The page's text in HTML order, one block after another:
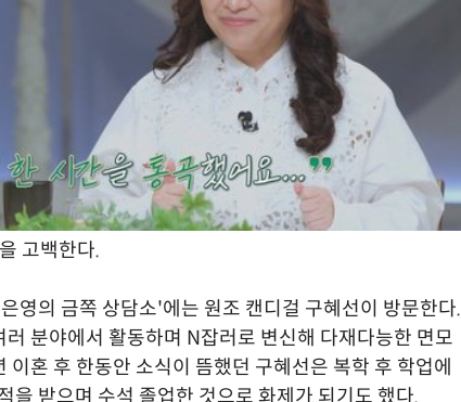
고백한다.
영의 금쪽 상담소'에는 원조 캔디걸 구혜선이 방문한다.
러 분야에서 활동하며 N잡러로 변신해 다재다능한 면모
혼 후 한동안 소식이 뜸했던 구혜선은 복학 후 학업에
을 받으며 수석 졸업한 것으로 화제가 되기도 했다.